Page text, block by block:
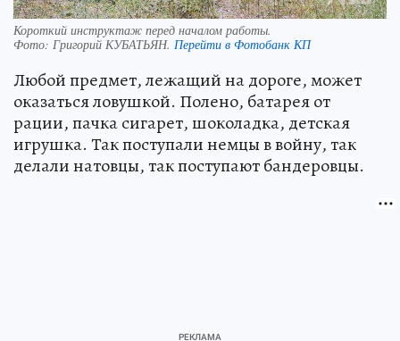
Короткий инструктаж перед началом работы.
Фото: Григорий КУБАТЬЯН. Перейти в Фотобанк КП
Любой предмет, лежащий на дороге, может
оказаться ловушкой. Полено, батарея от
рации, пачка сигарет, шоколадка, детская
игрушка. Так поступали немцы в войну, так
делали натовцы, так поступают бандеровцы.